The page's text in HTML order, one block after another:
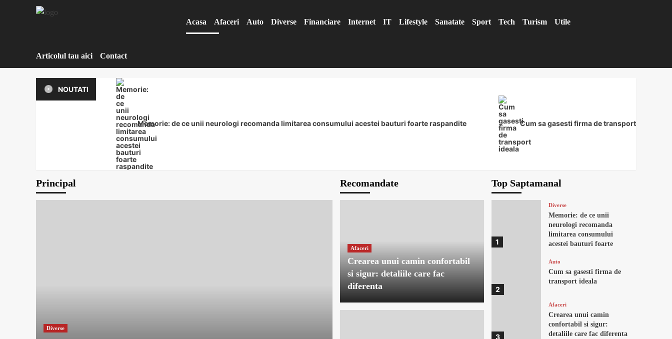
Acasa Afaceri Auto Diverse Financiare Internet IT Lifestyle Sanatate Sport Tech Turism Utile
Articolul tau aici Contact
NOUTATI
Memorie: de ce unii neurologi recomanda limitarea consumului acestei bauturi foarte raspandite Cum sa gasesti firma de transport ideala
Principal
Diverse
Recomandate
Afaceri
Crearea unui camin confortabil
si sigur: detaliile care fac
diferenta
Top Saptamanal
1
Diverse
Memorie: de ce unii
neurologi recomanda
limitarea consumului
acestei bauturi foarte
2
Auto
Cum sa gasesti firma de
transport ideala
3
Afaceri
Crearea unui camin
confortabil si sigur:
detaliile care fac diferenta